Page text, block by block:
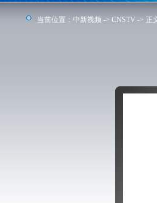
当前位置： 中新视频 -> CNSTV -> 正